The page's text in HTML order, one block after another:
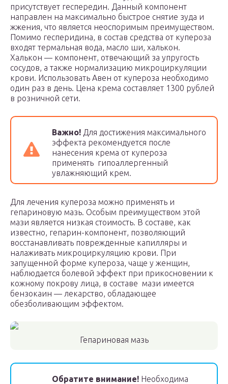
присутствует геспередин. Данный компонент
направлен на максимально быстрое снятие зуда и
жжения, что является неоспоримым преимуществом.
Помимо гесперидина, в состав средства от купероза
входят термальная вода, масло ши, халькон.
Халькон — компонент, отвечающий за упругость
сосудов, а также нормализацию микроциркуляции
крови. Использовать Авен от купероза необходимо
один раз в день. Цена крема составляет 1300 рублей
в розничной сети.
Важно! Для достижения максимального
эффекта рекомендуется после
нанесения крема от купероза
применять гипоаллергенный
увлажняющий крем.
Для лечения купероза можно применять и
гепариновую мазь. Особым преимуществом этой
мази является низкая стоимость. В составе, как
известно, гепарин-компонент, позволяющий
восстанавливать поврежденные капилляры и
налаживать микроциркуляцию крови. При
запущенной форме купероза, чаще у женщин,
наблюдается болевой эффект при прикосновении к
кожному покрову лица, в составе мази имеется
бензокаин — лекарство, обладающее
обезболивающим эффектом.
Гепариновая мазь
Обратите внимание! Необходима